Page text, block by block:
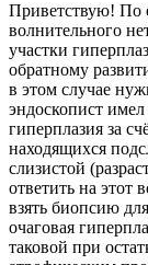
Приветствую! По
волнительного
участки
обратному
в этом случае
эндоскопист имел
гиперплазия за
находящихся
слизистой
ответить на этот
взять биопсию
очаговая
таковой при